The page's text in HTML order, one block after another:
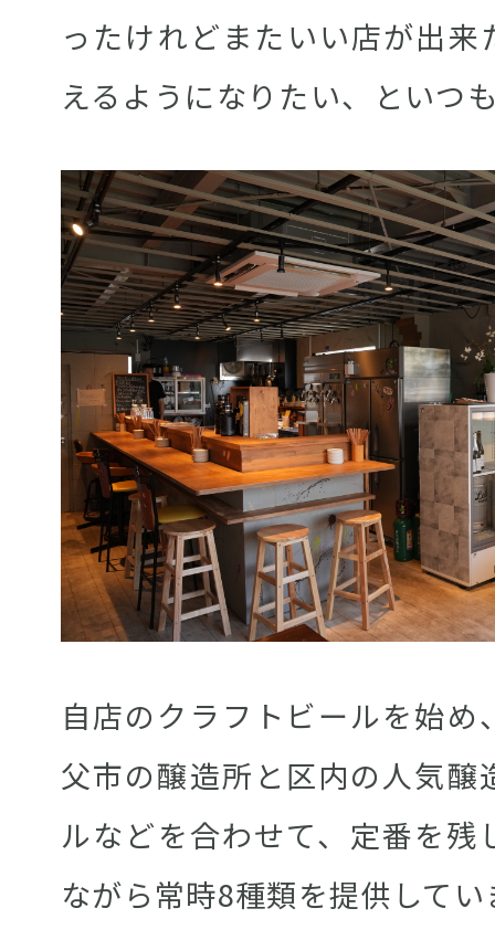
ったけれどまたいい店が出
えるようになりたい、といつ
自店のクラフトビールを始
父市の醸造所と区内の人気醸
ルなどを合わせて、定番を残
ながら常時8種類を提供してい